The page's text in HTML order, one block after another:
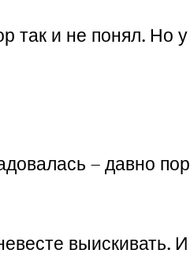
так и не понял. Но
– давно
выискивать.